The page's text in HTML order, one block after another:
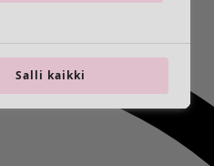
Salli kaikki